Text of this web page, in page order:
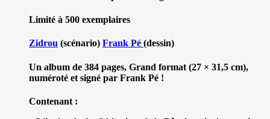
Limité à 500 exemplaires
Zidrou (scénario) Frank Pé (dessin)
Un album de 384 pages, Grand format (27 × 31,5 cm),
numéroté et signé par Frank Pé !
Contenant :